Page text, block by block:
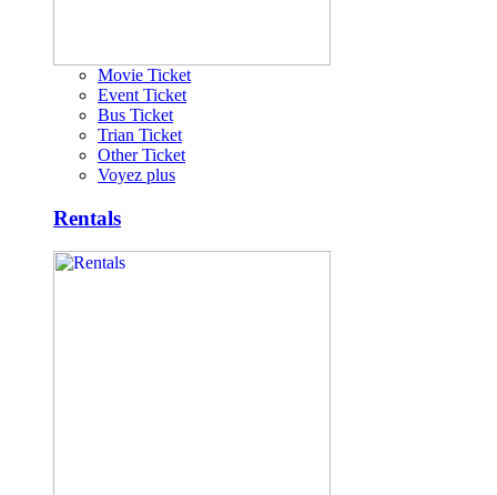
Movie Ticket
Event Ticket
Bus Ticket
Trian Ticket
Other Ticket
Voyez plus
Rentals